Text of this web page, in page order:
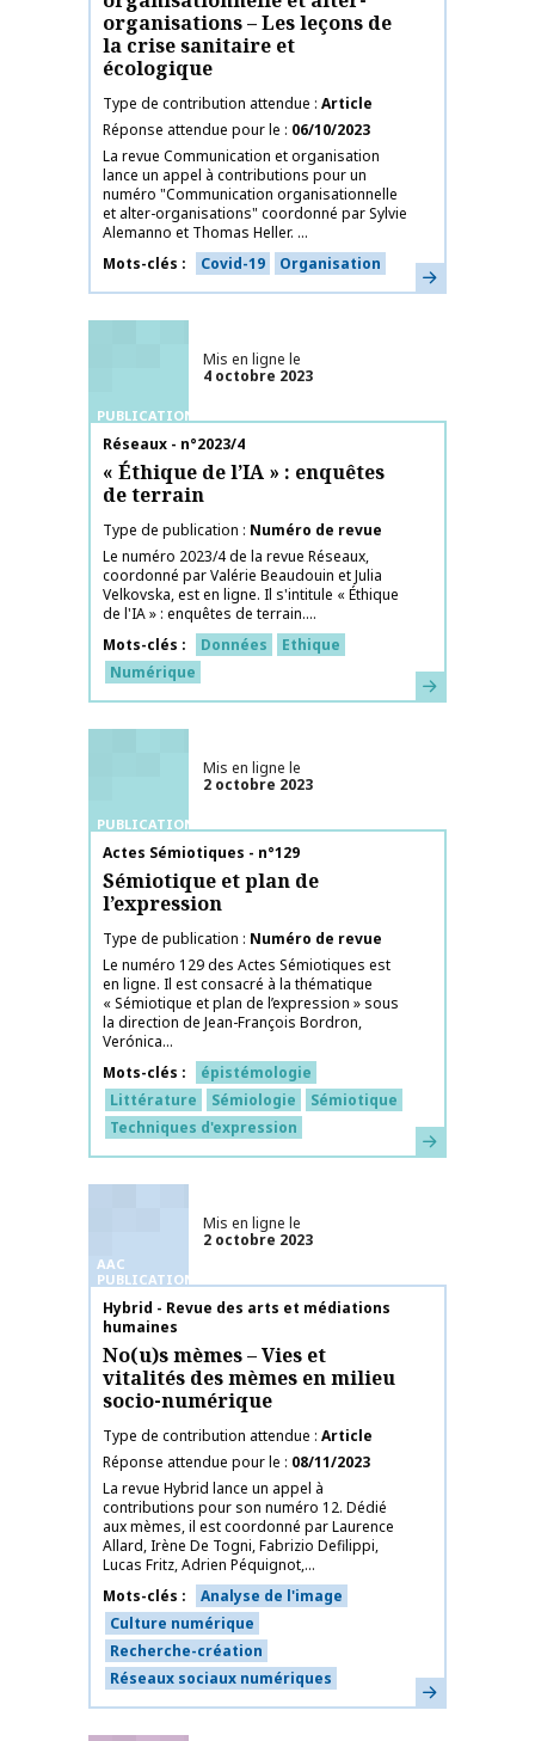
organisations – Les leçons de
la crise sanitaire et
écologique
Type de contribution attendue Article
Réponse attendue pour le
06/10/2023
La revue Communication et organisation
lance un appel à contributions pour un
numéro "Communication organisationnelle
et alter-organisations" coordonné par Sylvie
Alemanno et Thomas Heller. ...
Mots-clés
Covid-19 Organisation En savoir plus
PUBLICATIONS
Mis en ligne le
4 octobre 2023
Nom de la publication
Réseaux - n°2023/4
« Éthique de l’IA » : enquêtes
de terrain
Type de publication
Numéro de revue
Le numéro 2023/4 de la revue Réseaux,
coordonné par Valérie Beaudouin et Julia
Velkovska, est en ligne. Il s'intitule « Éthique
de l'IA » : enquêtes de terrain....
Mots-clés
Données
Ethique
Numérique
En savoir plus
PUBLICATIONS
Mis en ligne le
2 octobre 2023
Nom de la publication
Actes Sémiotiques - n°129
Sémiotique et plan de
l’expression
Type de publication
Numéro de revue
Le numéro 129 des Actes Sémiotiques est
en ligne. Il est consacré à la thématique
« Sémiotique et plan de l’expression » sous
la direction de Jean-François Bordron,
Verónica...
Mots-clés
épistémologie
Littérature
Sémiologie
Sémiotique
Techniques d'expression
En savoir plus
AAC
PUBLICATIONS
Mis en ligne le
2 octobre 2023
Nom de la publication
Hybrid - Revue des arts et médiations
humaines
No(u)s mèmes – Vies et
vitalités des mèmes en milieu
socio-numérique
Type de contribution attendue Article
Réponse attendue pour le
08/11/2023
La revue Hybrid lance un appel à
contributions pour son numéro 12. Dédié
aux mèmes, il est coordonné par Laurence
Allard, Irène De Togni, Fabrizio Defilippi,
Lucas Fritz, Adrien Péquignot,...
Mots-clés
Analyse de l'image
Culture numérique
Recherche-création
Réseaux sociaux numériques
En savoir plus